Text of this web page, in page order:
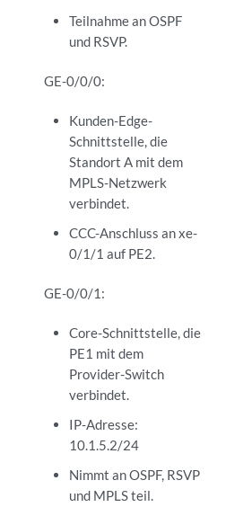
Teilnahme an OSPF
und RSVP.
GE-0/0/0:
Kunden-Edge-
Schnittstelle, die
Standort A mit dem
MPLS-Netzwerk
verbindet.
CCC-Anschluss an xe-
0/1/1 auf PE2.
GE-0/0/1:
Core-Schnittstelle, die
PE1 mit dem
Provider-Switch
verbindet.
IP-Adresse:
10.1.5.2/24
Nimmt an OSPF, RSVP
und MPLS teil.